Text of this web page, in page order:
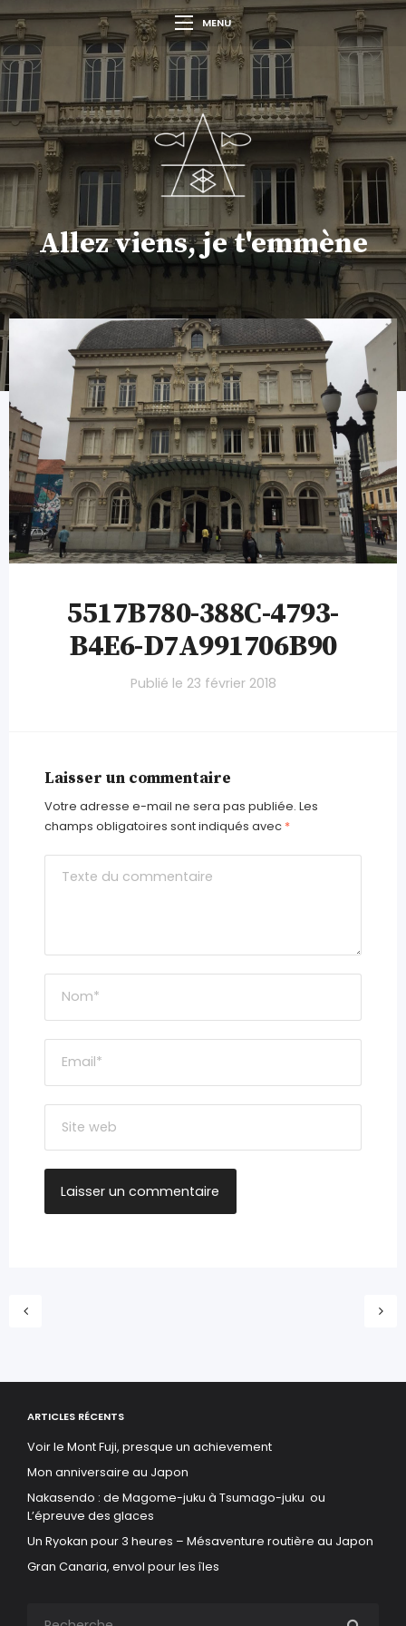
MENU
Allez viens, je t'emmène
5517B780-388C-4793-
B4E6-D7A991706B90
Publié le 23 février 2018
Laisser un commentaire
Votre adresse e-mail ne sera pas publiée. Les
champs obligatoires sont indiqués avec *
ARTICLES RÉCENTS
Voir le Mont Fuji, presque un achievement
Mon anniversaire au Japon
Nakasendo : de Magome-juku à Tsumago-juku ou
L’épreuve des glaces
Un Ryokan pour 3 heures – Mésaventure routière au Japon
Gran Canaria, envol pour les îles